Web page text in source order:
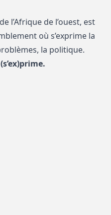
l’Afrique de l’ouest, est
où s’exprime la
la politique.